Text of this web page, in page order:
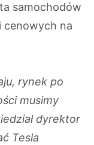
samochodów
cenowych na
rynek po
musimy
dyrektor
Tesla